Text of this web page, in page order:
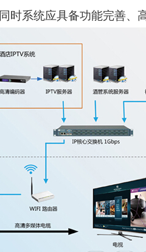
同时系统应具备功能完善、